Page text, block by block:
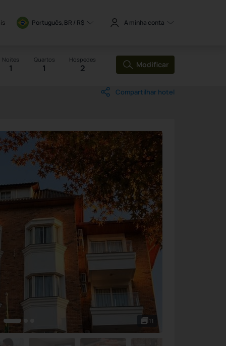
Português, BR / R$ A minha conta
Noites
1
Quartos
1
Hóspedes
2 Modificar
Compartilhar hotel
11